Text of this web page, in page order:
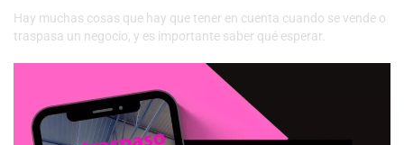
Hay muchas cosas que hay que tener en cuenta cuando se vende o
traspasa un negocio, y es importante saber qué esperar.